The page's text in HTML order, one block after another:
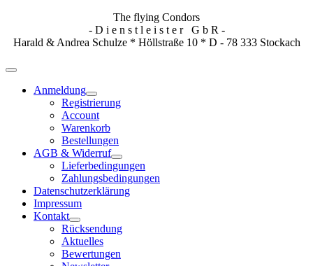
The flying Condors
- D i e n s t l e i s t e r G b R -
Harald & Andrea Schulze * Höllstraße 10 * D - 78 333 Stockach
Anmeldung
Registrierung
Account
Warenkorb
Bestellungen
AGB & Widerruf
Lieferbedingungen
Zahlungsbedingungen
Datenschutzerklärung
Impressum
Kontakt
Rücksendung
Aktuelles
Bewertungen